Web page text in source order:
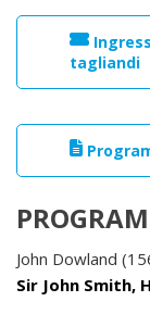
tagliandi
John Dowland
Sir John Smith,